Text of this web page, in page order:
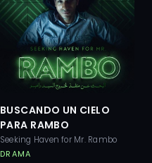
BUSCANDO UN CIELO
PARA RAMBO
Seeking Haven for Mr. Rambo
DRAMA